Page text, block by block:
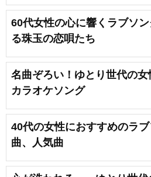
60代女性の心に響くラブソ
る珠玉の恋唄たち
名曲ぞろい！ゆとり世代の
カラオケソング
40代の女性におすすめのラ
曲、人気曲